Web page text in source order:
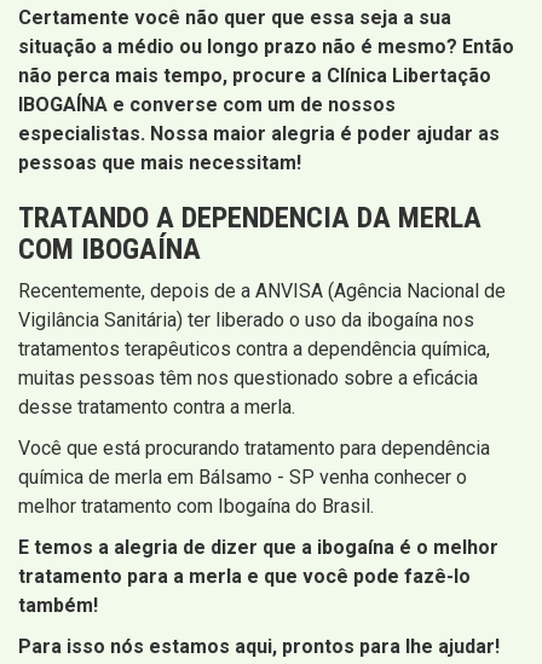
Certamente você não quer que essa seja a sua
situação a médio ou longo prazo não é mesmo? Então
não perca mais tempo, procure a Clínica Libertação
IBOGAÍNA e converse com um de nossos
especialistas. Nossa maior alegria é poder ajudar as
pessoas que mais necessitam!
TRATANDO A DEPENDENCIA DA MERLA
COM IBOGAÍNA
Recentemente, depois de a ANVISA (Agência Nacional de
Vigilância Sanitária) ter liberado o uso da ibogaína nos
tratamentos terapêuticos contra a dependência química,
muitas pessoas têm nos questionado sobre a eficácia
desse tratamento contra a merla.
Você que está procurando tratamento para dependência
química de merla em Bálsamo - SP venha conhecer o
melhor tratamento com Ibogaína do Brasil.
E temos a alegria de dizer que a ibogaína é o melhor
tratamento para a merla e que você pode fazê-lo
também!
Para isso nós estamos aqui, prontos para lhe ajudar!